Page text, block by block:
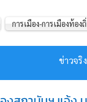
ข่าวจริ
การเมือง-การเมืองท้อง